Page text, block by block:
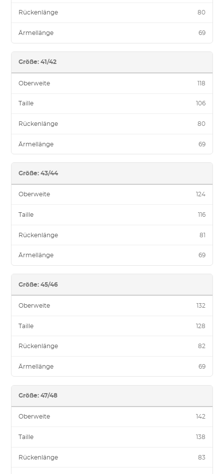
Rückenlänge 80
Ärmellänge 69
Größe: 41/42
Oberweite 118
Taille 106
Rückenlänge 80
Ärmellänge 69
Größe: 43/44
Oberweite 124
Taille 116
Rückenlänge 81
Ärmellänge 69
Größe: 45/46
Oberweite 132
Taille 128
Rückenlänge 82
Ärmellänge 69
Größe: 47/48
Oberweite 142
Taille 138
Rückenlänge 83